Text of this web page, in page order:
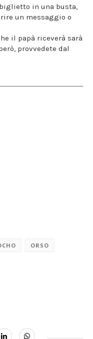
in una busta,
un messaggio o
il papà riceverà sarà
provvedete dal
ORSO